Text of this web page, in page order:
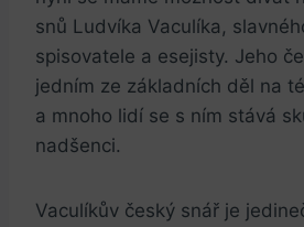
snů Ludvíka Vaculíka,
spisovatele a esejisty.‌ Jeho
jedním ze ‍základních děl​ na
a ‍mnoho‌ lidí se⁤ s ním stává
nadšenci.
Vaculíkův český snář je